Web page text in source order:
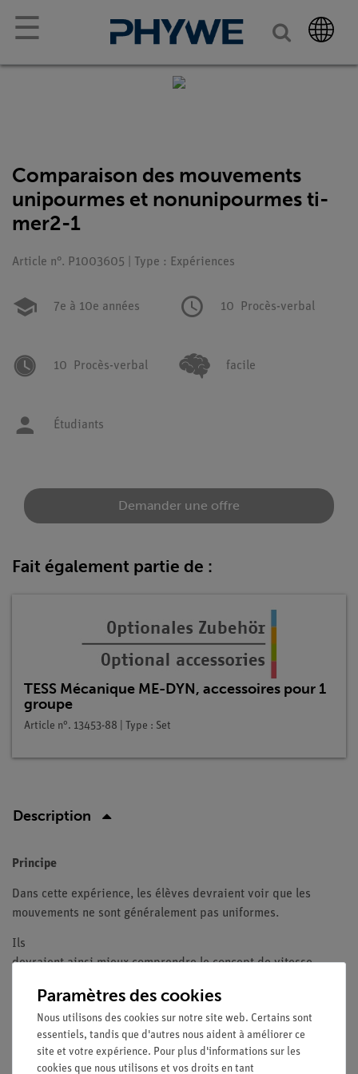
☰
Comparaison des mouvements
unipourmes et nonunipourmes ti-
mer2-1
Article n°. P1003605 | Type : Expériences
7e à 10e années 10 Procès-verbal
10 Procès-verbal facile
Étudiants
Demander une offre
Fait également partie de :
TESS Mécanique ME-DYN, accessoires pour 1
groupe
Article n°. 13453-88 | Type : Set
Description
Principe
Dans cette expérience, les élèves devraient voir que les
mouvements ne sont généralement pas uniformes.
Ils
devraient ainsi mieux comprendre le concept de vitesse
Avantages
Des résultats particulièrement précis et reproductibles
grâce à l'utilisation de barrières lumineuses et du Timer
Paramètres des cookies
Nous utilisons des cookies sur notre site web. Certains sont
essentiels, tandis que d'autres nous aident à améliorer ce
site et votre expérience. Pour plus d'informations sur les
cookies que nous utilisons et vos droits en tant